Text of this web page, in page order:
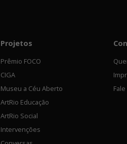
Projetos
Prêmio FOCO
CIGA
Museu a Céu Aberto
ArtRio Educação
ArtRio Social
Intervenções